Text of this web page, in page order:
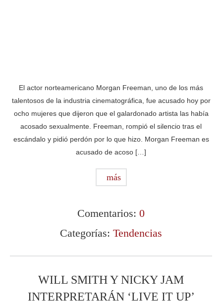
El actor norteamericano Morgan Freeman, uno de los más
talentosos de la industria cinematográfica, fue acusado hoy por
ocho mujeres que dijeron que el galardonado artista las había
acosado sexualmente. Freeman, rompió el silencio tras el
escándalo y pidió perdón por lo que hizo. Morgan Freeman es
acusado de acoso […]
más
Comentarios: 0
Categorías: Tendencias
WILL SMITH Y NICKY JAM
INTERPRETARÁN ‘LIVE IT UP’